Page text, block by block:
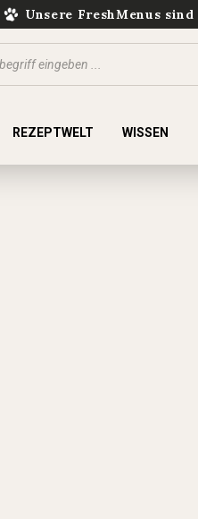
Unsere FreshMenus sind
REZEPTWELT WISSEN